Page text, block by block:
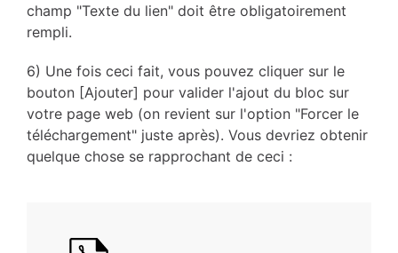
champ "Texte du lien" doit être obligatoirement
rempli.
6) Une fois ceci fait, vous pouvez cliquer sur le
bouton [Ajouter] pour valider l'ajout du bloc sur
votre page web (on revient sur l'option "Forcer le
téléchargement" juste après). Vous devriez obtenir
quelque chose se rapprochant de ceci :